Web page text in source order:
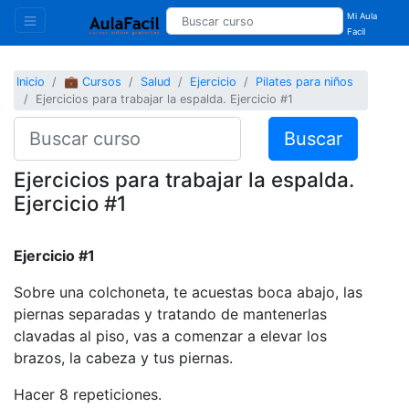
Mi Aula
Facil
Inicio 💼 Cursos Salud Ejercicio
Pilates para niños
Ejercicios para trabajar la espalda. Ejercicio #1
Buscar
Ejercicios para trabajar la espalda.
Ejercicio #1
Ejercicio #1
Sobre una colchoneta, te acuestas boca abajo, las
piernas separadas y tratando de mantenerlas
clavadas al piso, vas a comenzar a elevar los
brazos, la cabeza y tus piernas.
Hacer 8 repeticiones.